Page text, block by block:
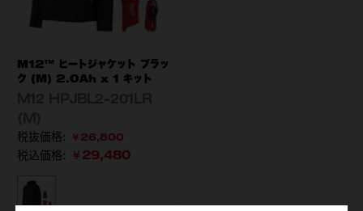
M12™ ヒートジャケット ブラッ
ク (M) 2.0Ah x 1 キット
￥26,800
税込価格: ￥29,480
M12 HPJBL2-201LR (M) JP